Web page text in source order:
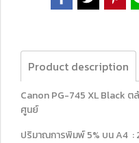
Product description
Canon PG-745 XL Black
ศูนย์
ปริมาณการพิมพ์ 5% บน A4 :